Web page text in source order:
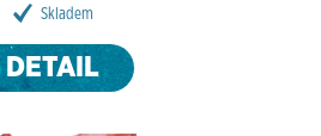
Skladem
DETAIL